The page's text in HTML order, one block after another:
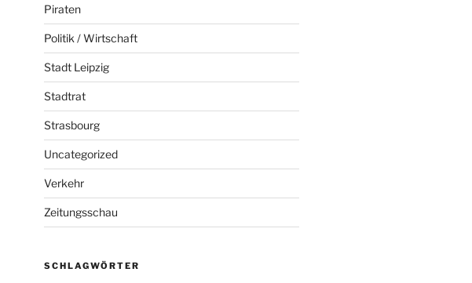
Piraten
Politik / Wirtschaft
Stadt Leipzig
Stadtrat
Strasbourg
Uncategorized
Verkehr
Zeitungsschau
SCHLAGWÖRTER